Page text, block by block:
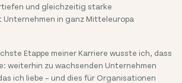
und gleichzeitig starke
in ganz Mitteleuropa
Etappe meiner Karriere wusste ich, dass
weiterhin zu wachsenden Unternehmen
ich liebe – und dies für Organisationen